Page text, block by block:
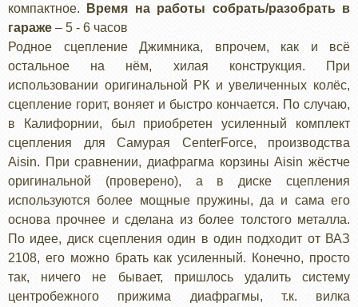
компактное.
Время на работы собрать/разобрать в
гараже – 5 - 6 часов
Родное сцепление Джимника, впрочем, как и всё
остальное на нём, хилая конструкция. При
использовании оригинальной РК и увеличенных колёс,
сцепление горит, воняет и быстро кончается. По случаю,
в Калифорнии, был приобретен усиленный комплект
сцепления для Самурая CenterForce, производства
Aisin. При сравнении, диафрагма корзины Aisin жёстче
оригинальной (проверено), а в диске сцепления
используются более мощные пружины, да и сама его
основа прочнее и сделана из более толстого металла.
По идее, диск сцепления один в один подходит от ВАЗ
2108, его можно брать как усиленный. Конечно, просто
так, ничего не бывает, пришлось удалить систему
центробежного прижима диафрагмы, т.к. вилка